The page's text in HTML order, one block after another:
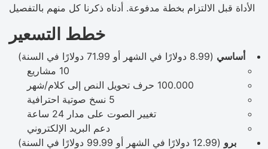
الأداة قبل الالتزام بخطة مدفوعة. أدناه ذكرنا كل منهم بالتفصيل
خطط التسعير
أساسي (8.99 دولارًا في الشهر أو 71.99 دولارًا في السنة)
10 مشاريع
100.000 حرف تحويل النص إلى كلام/شهر
5 نسخ صوتية احترافية
تغيير الصوت على مدار 24 ساعة
دعم البريد الإلكتروني
برو (12.99 دولارًا في الشهر أو 99.99 دولارًا في السنة)